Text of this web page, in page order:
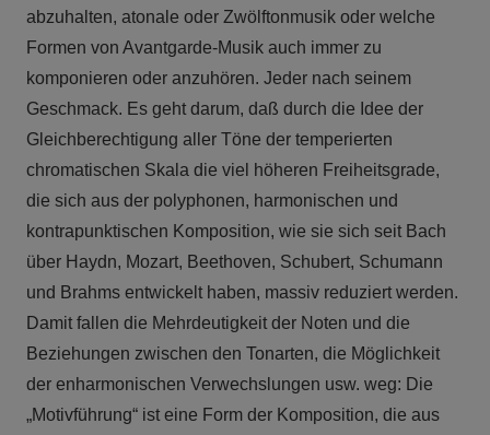
abzuhalten, atonale oder Zwölftonmusik oder welche
Formen von Avantgarde-Musik auch immer zu
komponieren oder anzuhören. Jeder nach seinem
Geschmack. Es geht darum, daß durch die Idee der
Gleichberechtigung aller Töne der temperierten
chromatischen Skala die viel höheren Freiheitsgrade,
die sich aus der polyphonen, harmonischen und
kontrapunktischen Komposition, wie sie sich seit Bach
über Haydn, Mozart, Beethoven, Schubert, Schumann
und Brahms entwickelt haben, massiv reduziert werden.
Damit fallen die Mehrdeutigkeit der Noten und die
Beziehungen zwischen den Tonarten, die Möglichkeit
der enharmonischen Verwechslungen usw. weg: Die
„Motivführung“ ist eine Form der Komposition, die aus